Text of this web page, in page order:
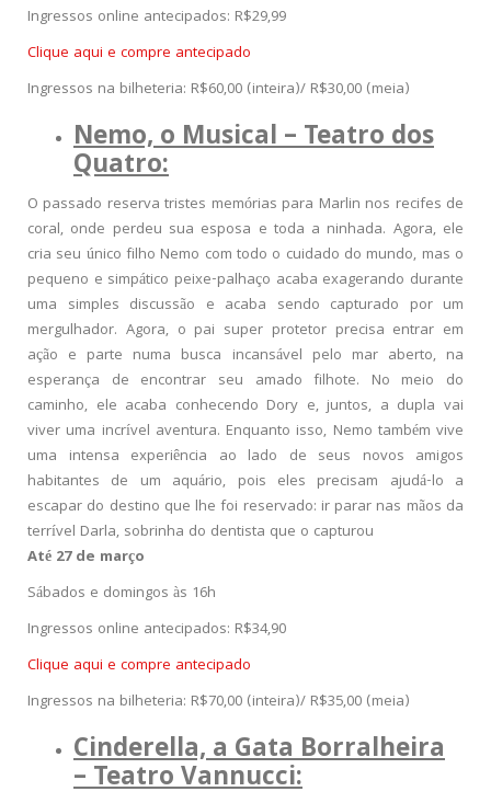
Ingressos online antecipados: R$29,99
Clique aqui e compre antecipado
Ingressos na bilheteria: R$60,00 (inteira)/ R$30,00 (meia)
Nemo, o Musical – Teatro dos
Quatro:
O passado reserva tristes memórias para Marlin nos recifes de
coral, onde perdeu sua esposa e toda a ninhada. Agora, ele
cria seu único filho Nemo com todo o cuidado do mundo, mas o
pequeno e simpático peixe-palhaço acaba exagerando durante
uma simples discussão e acaba sendo capturado por um
mergulhador. Agora, o pai super protetor precisa entrar em
ação e parte numa busca incansável pelo mar aberto, na
esperança de encontrar seu amado filhote. No meio do
caminho, ele acaba conhecendo Dory e, juntos, a dupla vai
viver uma incrível aventura. Enquanto isso, Nemo também vive
uma intensa experiência ao lado de seus novos amigos
habitantes de um aquário, pois eles precisam ajudá-lo a
escapar do destino que lhe foi reservado: ir parar nas mãos da
terrível Darla, sobrinha do dentista que o capturou
Até 27 de março
Sábados e domingos às 16h
Ingressos online antecipados: R$34,90
Clique aqui e compre antecipado
Ingressos na bilheteria: R$70,00 (inteira)/ R$35,00 (meia)
Cinderella, a Gata Borralheira
– Teatro Vannucci: